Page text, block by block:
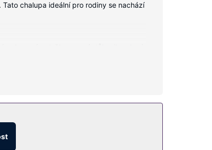
chalupa ideální pro rodiny se nachází